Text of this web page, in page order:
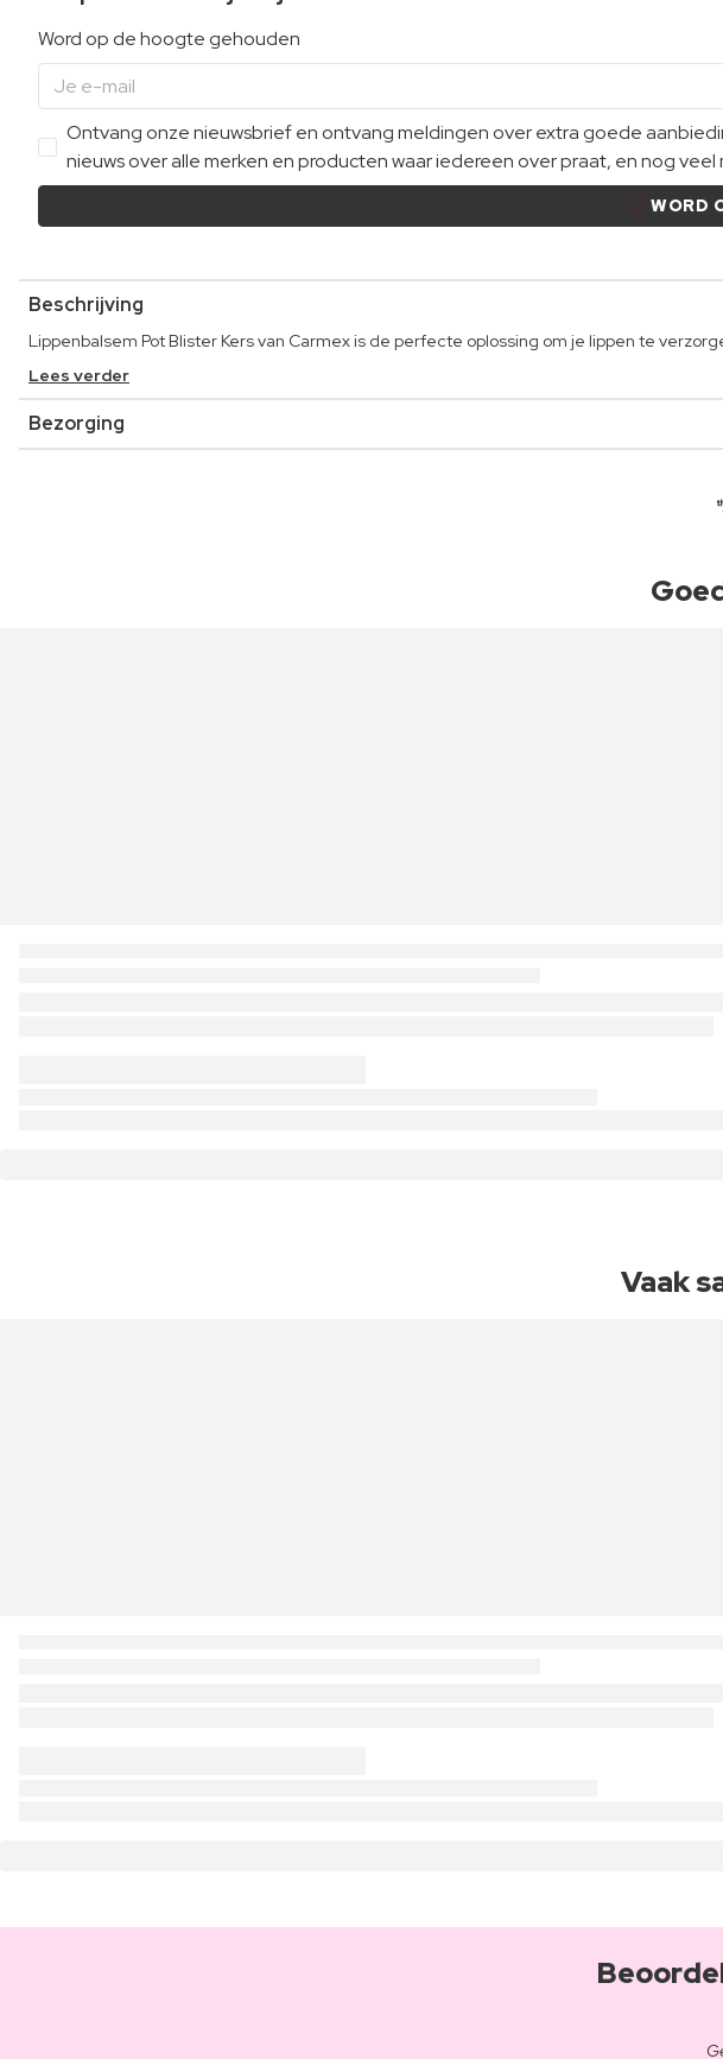
Word op de hoogte gehouden
Ontvang onze nieuwsbrief en ontvang meldingen over extra goede
nieuws over alle merken en producten waar iedereen over praat, en nog veel
WORD
Beschrijving
Lippenbalsem Pot Blister Kers van Carmex is de perfecte oplossing om je lippen te
Lees verder
Bezorging
Vaak